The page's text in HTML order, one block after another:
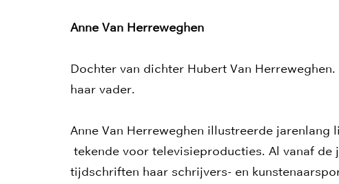
Anne Van Herreweghen
Dochter van dichter Hubert Van
haar vader.
Anne Van Herreweghen illustreerde
tekende voor televisieproducties. Al vanaf de
tijdschriften haar schrijvers- en